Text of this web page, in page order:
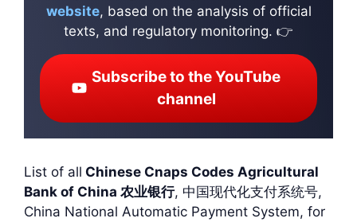
website, based on the analysis of official
texts, and regulatory monitoring. 👉
Subscribe to the YouTube
channel
List of all Chinese Cnaps Codes Agricultural
Bank of China 农业银行, 中国现代化支付系统号,
China National Automatic Payment System, for